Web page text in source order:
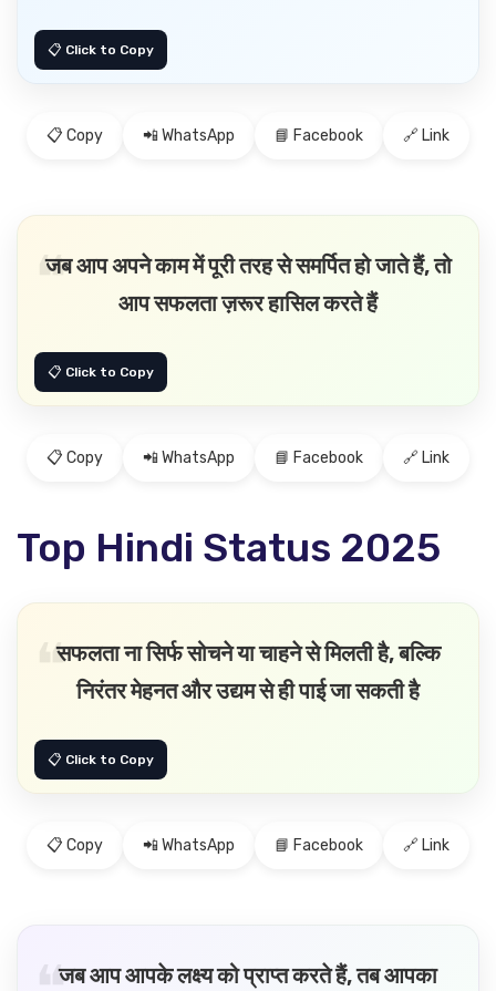
📋 Copy 📲 WhatsApp 📘 Facebook 🔗 Link
जब आप अपने काम में पूरी तरह से समर्पित हो जाते हैं, तो
आप सफलता ज़रूर हासिल करते हैं
📋 Copy 📲 WhatsApp 📘 Facebook 🔗 Link
Top Hindi Status 2025
सफलता ना सिर्फ सोचने या चाहने से मिलती है, बल्कि
निरंतर मेहनत और उद्यम से ही पाई जा सकती है
📋 Copy 📲 WhatsApp 📘 Facebook 🔗 Link
जब आप आपके लक्ष्य को प्राप्त करते हैं, तब आपका